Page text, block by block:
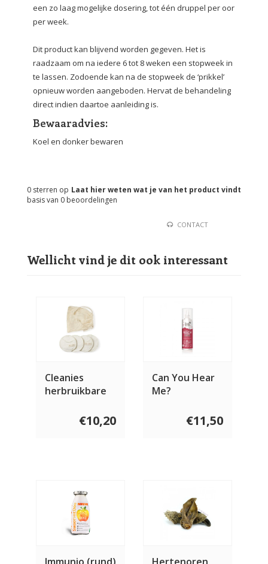
een zo laag mogelijke dosering, tot één druppel per oor
per week.
Dit product kan blijvend worden gegeven. Het is
raadzaam om na iedere 6 tot 8 weken een stopweek in
te lassen. Zodoende kan na de stopweek de ‘prikkel’
opnieuw worden aangeboden. Hervat de behandeling
direct indien daartoe aanleiding is.
Bewaaradvies:
Koel en donker bewaren
Laat hier weten wat je van het product vindt
0 sterren op
basis van 0 beoordelingen
CONTACT
Wellicht vind je dit ook interessant
Cleanies
herbruikbare
€10,20
Can You Hear
Me?
€11,50